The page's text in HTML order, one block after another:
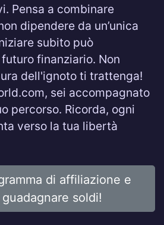
Pensa a combinare
dipendere da un’unica
subito può
finanziario. Non
dell'ignoto ti trattenga!
sei accompagnato
percorso. Ricorda, ogni
verso la tua libertà
di affiliazione e
soldi!